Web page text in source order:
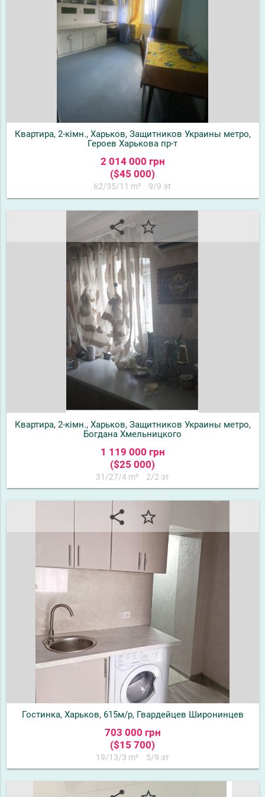
Квартира, 2-кімн., Харьков, Защитников Украины метро,
Героев Харькова пр-т
2 014 000 грн
($45 000)
62/35/11 m² 9/9 эт
share star_border
Квартира, 2-кімн., Харьков, Защитников Украины метро,
Богдана Хмельницкого
1 119 000 грн
($25 000)
31/27/4 m² 2/2 эт
share star_border
Гостинка, Харьков, 615м/р, Гвардейцев Широнинцев
703 000 грн
($15 700)
19/13/3 m² 5/9 эт